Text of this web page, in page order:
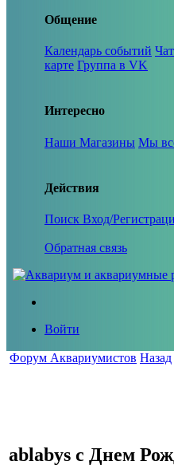
Общение
Календарь событий
карте Группа в VK
Интересно
Наши Магазины Мы
Действия
Поиск Вход/
Обратная связь
Войти
Форум Аквариумистов Назад
ablabys с Днем